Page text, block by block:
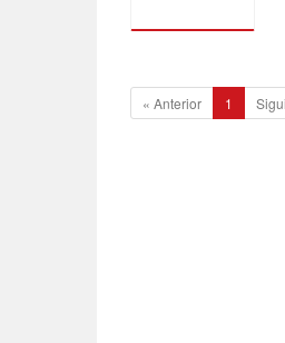
« Anterior 1